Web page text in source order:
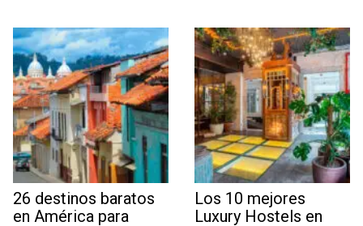
26 destinos baratos
en América para
Los 10 mejores
Luxury Hostels en